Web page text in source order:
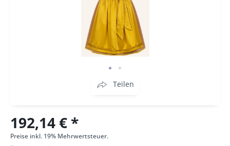
Teilen
192,14 € *
Preise inkl. 19% Mehrwertsteuer.